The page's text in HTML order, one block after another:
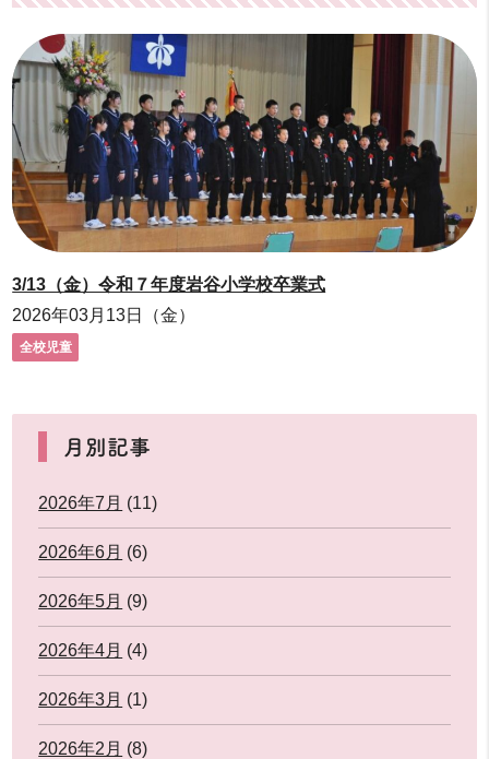
3/13（金）令和７年度岩谷小学校卒業式
2026年03月13日（金）
全校児童
月別記事
2026年7月 (11)
2026年6月 (6)
2026年5月 (9)
2026年4月 (4)
2026年3月 (1)
2026年2月 (8)